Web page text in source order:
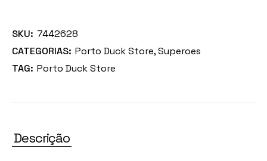
SKU: 7442628
CATEGORIAS: Porto Duck Store,Superoes
TAG: Porto Duck Store
Descrição